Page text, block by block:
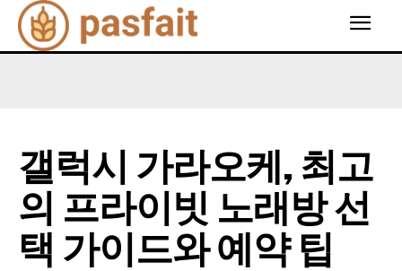
갤럭시 가라오케, 최고
의 프라이빗 노래방 선
택 가이드와 예약 팁